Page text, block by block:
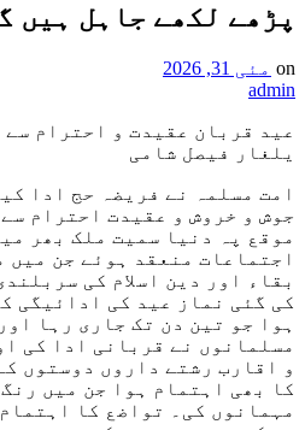
پڑھے لکھے جاہل ہیں
on مئی 31, 2026
admin
عید قربان عقیدت و احترام سے
یلغار فیصل شامی
امت مسلمہ نے فریضہ حج ادا
جوش و خروش و عقیدت احترام
موقع پہ دنیا سمیت ملک بھر
اجتماعات منعقد ہوئے جن میں
بقاء اور دین اسلام کی
کی گئی نماز عید کی ادائیگی
ہوا جو تین دن تک جاری رہا
مسلمانوں نے قربانی ادا کی
و اقارب رشتے داروں دوستوں
کا بھی اہتمام ہوا جن میں
مہمانوں کی۔ تواضع کا